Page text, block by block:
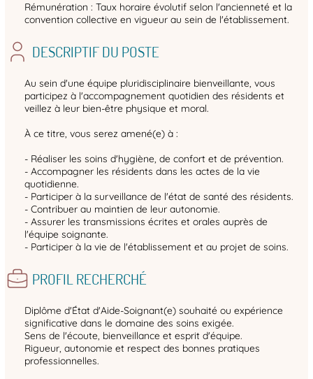
Rémunération : Taux horaire évolutif selon l'ancienneté et la
convention collective en vigueur au sein de l'établissement.
DESCRIPTIF DU POSTE
Au sein d'une équipe pluridisciplinaire bienveillante, vous
participez à l'accompagnement quotidien des résidents et
veillez à leur bien-être physique et moral.
À ce titre, vous serez amené(e) à :
- Réaliser les soins d'hygiène, de confort et de prévention.
- Accompagner les résidents dans les actes de la vie
quotidienne.
- Participer à la surveillance de l'état de santé des résidents.
- Contribuer au maintien de leur autonomie.
- Assurer les transmissions écrites et orales auprès de
l'équipe soignante.
- Participer à la vie de l'établissement et au projet de soins.
PROFIL RECHERCHÉ
Diplôme d'État d'Aide-Soignant(e) souhaité ou expérience
significative dans le domaine des soins exigée.
Sens de l'écoute, bienveillance et esprit d'équipe.
Rigueur, autonomie et respect des bonnes pratiques
professionnelles.